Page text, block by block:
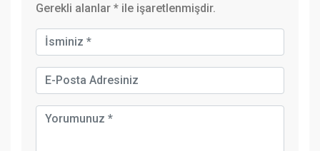
Gerekli alanlar * ile işaretlenmişdir.